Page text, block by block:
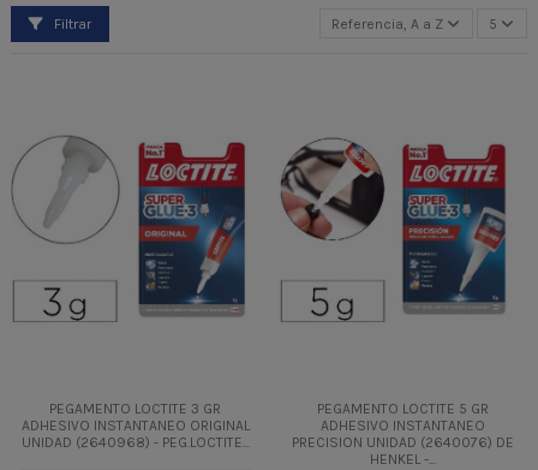
Filtrar Referencia, A a Z 5
PEGAMENTO LOCTITE 3 GR
ADHESIVO INSTANTANEO ORIGINAL
UNIDAD (2640968) - PEG.LOCTITE...
PEGAMENTO LOCTITE 5 GR
ADHESIVO INSTANTANEO
PRECISION UNIDAD (2640076) DE
HENKEL -...